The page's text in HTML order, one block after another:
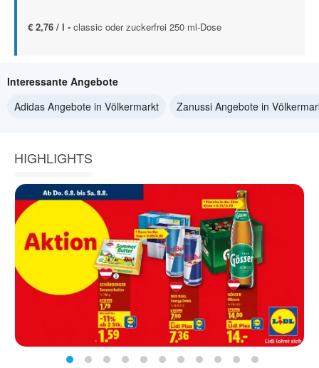
€ 2,76 / l - classic oder zuckerfrei 250 ml-Dose
Interessante Angebote
Adidas Angebote in Völkermarkt
Zanussi Angebote in
HIGHLIGHTS